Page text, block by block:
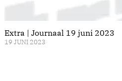
Extra | Journaal 19 juni 2023
19 JUNI 2023